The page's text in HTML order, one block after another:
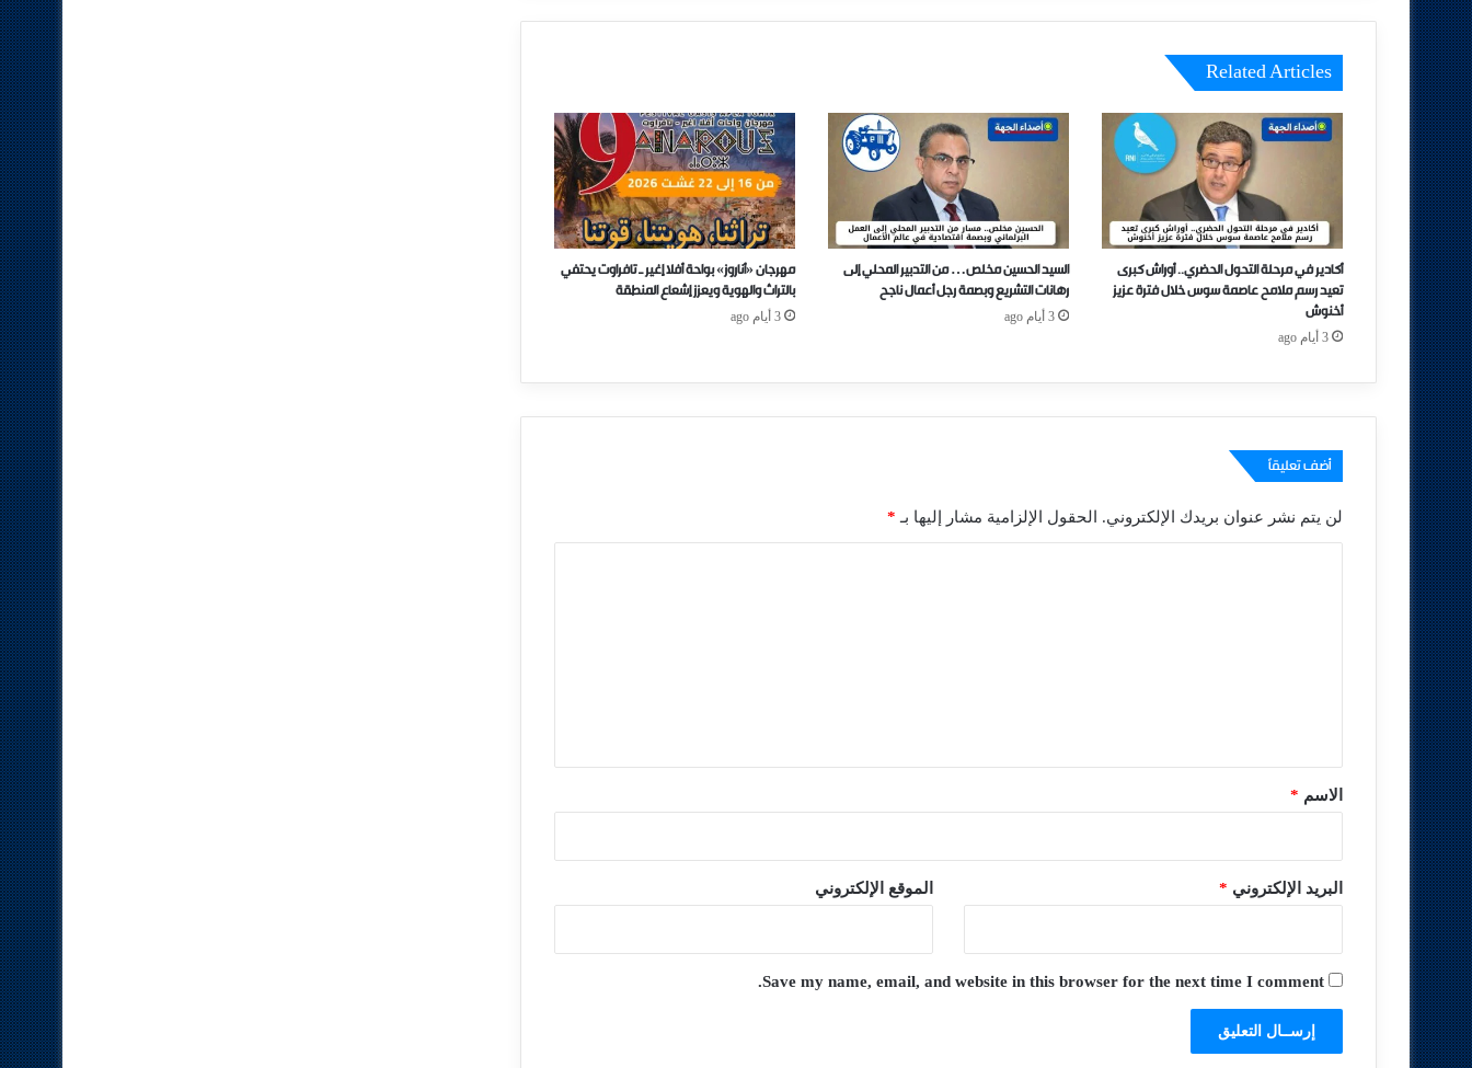
Related Articles
أكادير في مرحلة التحول الحضري.. أوراش كبرى
تعيد رسم ملامح عاصمة سوس خلال فترة عزيز
أخنوش
3 أيام ago
السيد الحسين مخلص… من التدبير المحلي إلى
رهانات التشريع وبصمة رجل أعمال ناجح
3 أيام ago
مهرجان «أناروز» بواحة أفلا إغير ـ تافراوت يحتفي
بالتراث والهوية ويعزز إشعاع المنطقة
3 أيام ago
أضف تعليقاً
لن يتم نشر عنوان بريدك الإلكتروني. الحقول الإلزامية مشار إليها بـ *
*الاسم *
البريد الإلكتروني * الموقع الإلكتروني
Save my name, email, and website in this browser for the next time I comment.